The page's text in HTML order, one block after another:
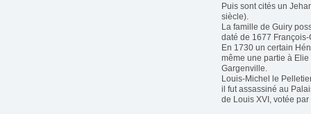
Puis sont cités un
siècle).
La famille de Guiry
daté de 1677
En 1730 un certain
même une partie à
Gargenville.
Louis-Michel le
il fut assassiné au
de Louis XVI, votée